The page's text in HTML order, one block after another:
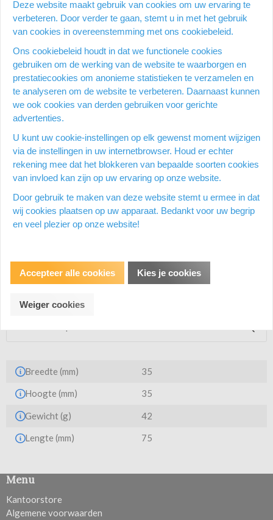
Gratis levering vanaf 80 EUR incl. BTW
Op een werkdag voor 15:00 uur besteld = dezelfde dag
verzonden
Veilig en betrouwbare partner voor kantoorartikelen
9,4/10 167 reviews
Heb je een vraag over dit
product?
Breedte (mm) 35
Hoogte (mm) 35
Gewicht (g) 42
Lengte (mm) 75
Menu
Kantoorstore
Algemene voorwaarden
Deze website maakt gebruik van cookies om uw ervaring te
verbeteren. Door verder te gaan, stemt u in met het gebruik
van cookies in overeenstemming met ons cookiebeleid.
Ons cookiebeleid houdt in dat we functionele cookies
gebruiken om de werking van de website te waarborgen en
prestatiecookies om anonieme statistieken te verzamelen en
te analyseren om de website te verbeteren. Daarnaast kunnen
we ook cookies van derden gebruiken voor gerichte
advertenties.
U kunt uw cookie-instellingen op elk gewenst moment wijzigen
via de instellingen in uw internetbrowser. Houd er echter
rekening mee dat het blokkeren van bepaalde soorten cookies
van invloed kan zijn op uw ervaring op onze website.
Door gebruik te maken van deze website stemt u ermee in dat
wij cookies plaatsen op uw apparaat. Bedankt voor uw begrip
en veel plezier op onze website!
Accepteer alle cookies Kies je cookies
Weiger cookies